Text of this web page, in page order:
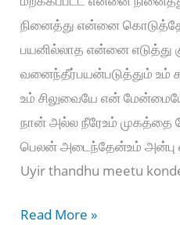
நினைத்து என்னை
பயனில்லாத என்னை எடுத்து
வனைந்தீர்பயன்படுத்தும் உம்
உம் சிலுவையே என்
நான் அல்ல நீரேஉம் முகத்தை
பெலன் அடைந்தேன்உம் அன்பு
Uyir thandhu meetu
உயிர்
Read More »